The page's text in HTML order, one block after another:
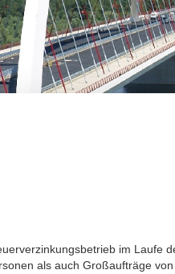
im Laufe
als auch Großaufträge